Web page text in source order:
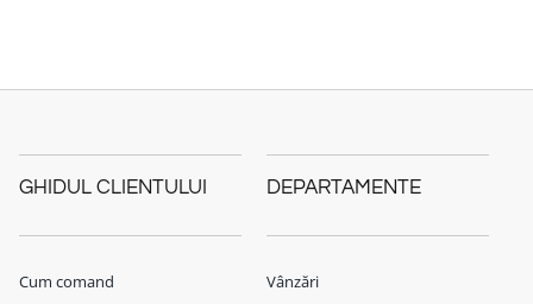
GHIDUL CLIENTULUI
Cum comand
DEPARTAMENTE
Vânzări